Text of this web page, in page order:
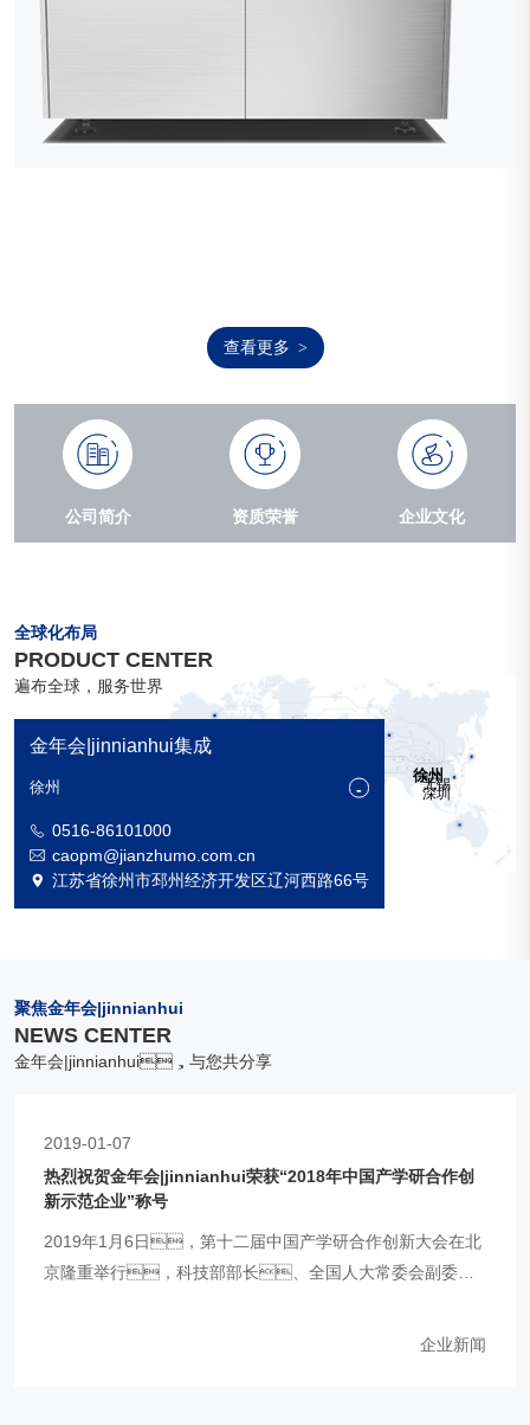
查看更多 >
公司简介 资质荣誉 企业文化
徐州
无锡
深圳
全球化布局
PRODUCT CENTER
遍布全球，服务世界
金年会|jinnianhui集成
徐州
0516-86101000
caopm@jianzhumo.com.cn
江苏省徐州市邳州经济开发区辽河西路66号
聚焦金年会|jinnianhui
NEWS CENTER
金年会|jinnianhui，与您共分享
2019-01-07
热烈祝贺金年会|jinnianhui荣获“2018年中国产学研合作创
新示范企业”称号
2019年1月6日，第十二届中国产学研合作创新大会在北
京隆重举行，科技部部长、全国人大常委会副委员
企业新闻